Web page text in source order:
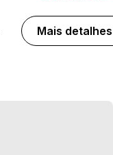
Mais detalhes